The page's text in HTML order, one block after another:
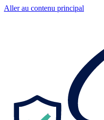
Aller au contenu principal